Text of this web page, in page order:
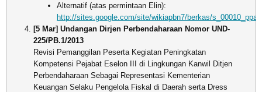
Alternatif (atas permintaan Elin):
http://sites.google.com/site/wikiapbn7/berkas/
[5 Mar] Undangan Dirjen Perbendaharaan Nomor UND-
225/PB.1/2013
Revisi Pemanggilan Peserta Kegiatan Peningkatan
Kompetensi Pejabat Eselon III di Lingkungan Kanwil Ditjen
Perbendaharaan Sebagai Representasi Kementerian
Keuangan Selaku Pengelola Fiskal di Daerah serta Dress